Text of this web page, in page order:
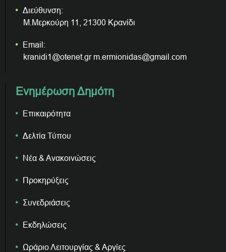
Διεύθυνση:
Μ.Μερκούρη 11, 21300 Κρανίδι
Email:
kranidi1@otenet.gr m.ermionidas@gmail.com
Ενημέρωση Δημότη
Επικαιρότητα
Δελτία Τύπου
Νέα & Ανακοινώσεις
Προκηρύξεις
Συνεδριάσεις
Εκδηλώσεις
Ωράριο Λειτουργίας & Αργίες